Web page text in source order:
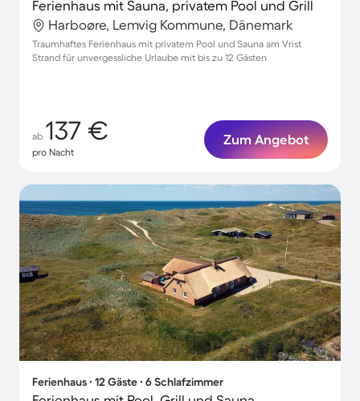
Ferienhaus mit Sauna, privatem Pool und Grill
Harboøre, Lemvig Kommune, Dänemark
Traumhaftes Ferienhaus mit privatem Pool und Sauna am Vrist
Strand für unvergessliche Urlaube mit bis zu 12 Gästen
ab 137 €
pro Nacht
Zum Angebot
Ferienhaus ∙ 12 Gäste ∙ 6 Schlafzimmer